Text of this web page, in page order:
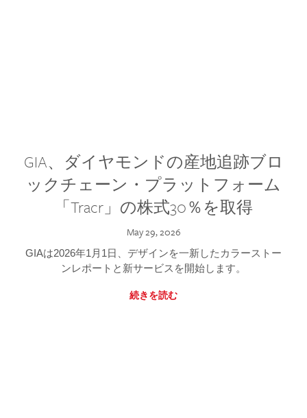
GIA、ダイヤモンドの産地追跡ブロ
ックチェーン・プラットフォーム
「Tracr」の株式30％を取得
May 29, 2026
GIAは2026年1月1日、デザインを一新したカラーストー
ンレポートと新サービスを開始します。
続きを読む